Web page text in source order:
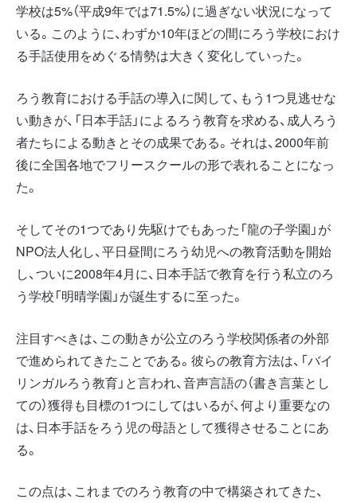
学校は5%（平成9年では71.5%）に過ぎない状況になって
いる。このように、わずか10年ほどの間にろう学校におけ
る手話使用をめぐる情勢は大きく変化していった。
ろう教育における手話の導入に関して、もう1つ見逃せな
い動きが、「日本手話」によるろう教育を求める、成人ろう
者たちによる動きとその成果である。それは、2000年前
後に全国各地でフリースクールの形で表れることになっ
た。
そしてその1つであり先駆けでもあった「龍の子学園」が
NPO法人化し、平日昼間にろう幼児への教育活動を開始
し、ついに2008年4月に、日本手話で教育を行う私立のろ
う学校「明晴学園」が誕生するに至った。
注目すべきは、この動きが公立のろう学校関係者の外部
で進められてきたことである。彼らの教育方法は、「バイ
リンガルろう教育」と言われ、音声言語の（書き言葉とし
ての）獲得も目標の1つにしてはいるが、何より重要なの
は、日本手話をろう児の母語として獲得させることにあ
る。
この点は、これまでのろう教育の中で構築されてきた、